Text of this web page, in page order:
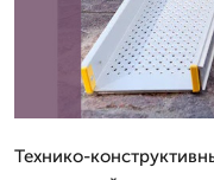
Технико-